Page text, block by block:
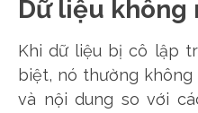
Dữ liệu không
Khi dữ liệu bị cô lập
biệt, nó thường
và nội dung so với